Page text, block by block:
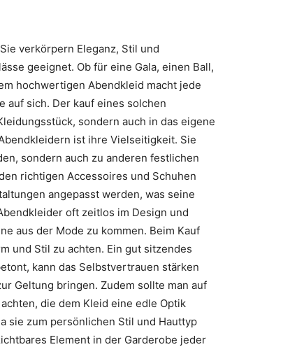
verkörpern Eleganz, Stil und
geeignet. Ob für eine Gala, einen Ball,
hochwertigen Abendkleid macht jede
auf sich. Der kauf eines solchen
sondern auch in das eigene
ist ihre Vielseitigkeit. Sie
sondern auch zu anderen festlichen
richtigen Accessoires und Schuhen
angepasst werden, was seine
oft zeitlos im Design und
aus der Mode zu kommen. Beim Kauf
und Stil zu achten. Ein gut sitzendes
kann das Selbstvertrauen stärken
Geltung bringen. Zudem sollte man auf
die dem Kleid eine edle Optik
sie zum persönlichen Stil und Hauttyp
Element in der Garderobe jeder